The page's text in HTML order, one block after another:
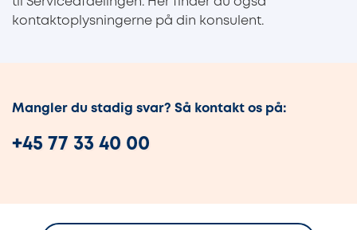
kontaktoplysningerne på din konsulent.
Mangler du stadig svar? Så kontakt os på:
+45 77 33 40 00